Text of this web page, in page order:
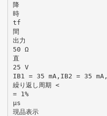
降
時
tf
間
出力
50 Ω
直
25 V
IB1 = 35 mA,IB2 = 35 mA,
繰り返し周期 <
= 1%
μs
現品表示